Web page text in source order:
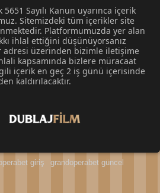
Sayılı Kanun uyarınca içerik
Sitemizdeki tüm içerikler site
Platformumuzda yer alan
ihlal ettiğini düşünüyorsanız
adresi üzerinden bizimle iletişime
kapsamında bizlere müracaat
içerik en geç 2 iş günü içerisinde
kaldırılacaktır.
giriş grandoperabet güncel